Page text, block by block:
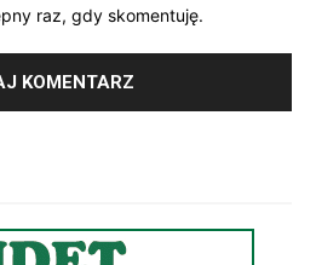
raz, gdy skomentuję.